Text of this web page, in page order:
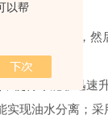
以帮
压的气体，然
得冰能够迅速升
现油水分离；采